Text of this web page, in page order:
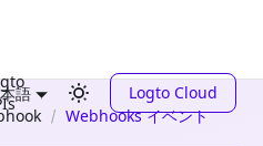
語
Logto Cloud
Webhooks イベント